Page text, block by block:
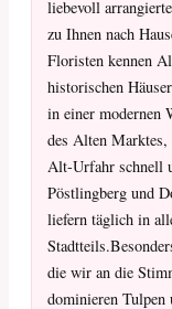
liebevoll
zu Ihnen nach
Floristen kennen
historischen
in einer modernen
des Alten
Alt-Urfahr schnell
Pöstlingberg und
liefern täglich in
die wir an die
dominieren Tulpen